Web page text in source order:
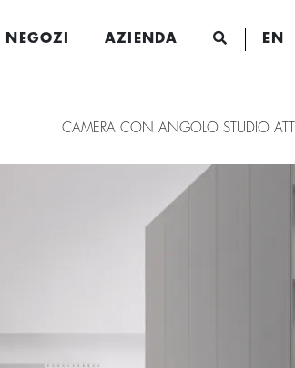
NEGOZI AZIENDA EN
CAMERA CON ANGOLO STUDIO